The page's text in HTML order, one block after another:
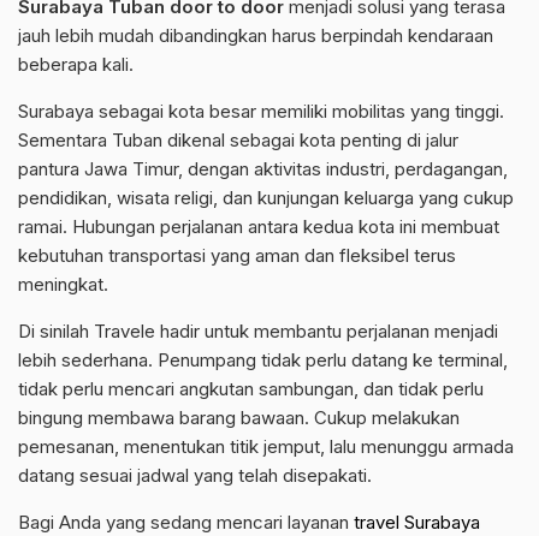
Surabaya Tuban door to door menjadi solusi yang terasa
jauh lebih mudah dibandingkan harus berpindah kendaraan
beberapa kali.
Surabaya sebagai kota besar memiliki mobilitas yang tinggi.
Sementara Tuban dikenal sebagai kota penting di jalur
pantura Jawa Timur, dengan aktivitas industri, perdagangan,
pendidikan, wisata religi, dan kunjungan keluarga yang cukup
ramai. Hubungan perjalanan antara kedua kota ini membuat
kebutuhan transportasi yang aman dan fleksibel terus
meningkat.
Di sinilah Travele hadir untuk membantu perjalanan menjadi
lebih sederhana. Penumpang tidak perlu datang ke terminal,
tidak perlu mencari angkutan sambungan, dan tidak perlu
bingung membawa barang bawaan. Cukup melakukan
pemesanan, menentukan titik jemput, lalu menunggu armada
datang sesuai jadwal yang telah disepakati.
Bagi Anda yang sedang mencari layanan travel Surabaya